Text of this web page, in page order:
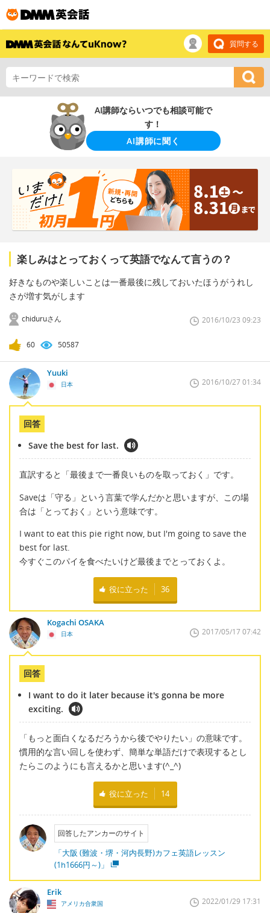
質問する
AI講師ならいつでも相談可能で
す！
AI講師に聞く
楽しみはとっておくって英語でなんて言うの？
好きなものや楽しいことは一番最後に残しておいたほうがうれし
さが増す気がします
chiduruさん 2016/10/23 09:23
60 50587
Yuuki
日本 2016/10/27 01:34
回答
Save the best for last.
直訳すると「最後まで一番良いものを取っておく」です。
Saveは「守る」という言葉で学んだかと思いますが、この場
合は「とっておく」という意味です。
I want to eat this pie right now, but I'm going to save the
best for last.
今すぐこのパイを食べたいけど最後までとっておくよ。
役に立った 36
Kogachi OSAKA
日本 2017/05/17 07:42
回答
I want to do it later because it's gonna be more
exciting.
「もっと面白くなるだろうから後でやりたい」の意味です。
慣用的な言い回しを使わず、簡単な単語だけで表現するとし
たらこのようにも言えるかと思います(^_^)
役に立った 14
回答したアンカーのサイト
「大阪 (難波・堺・河内長野)カフェ英語レッスン
(1h1666円～)」
Erik
アメリカ合衆国 2022/01/29 17:31